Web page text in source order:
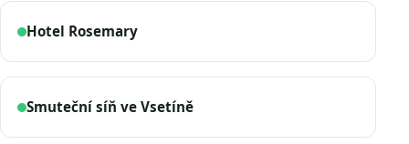
Hotel Rosemary
Smuteční síň ve Vsetíně